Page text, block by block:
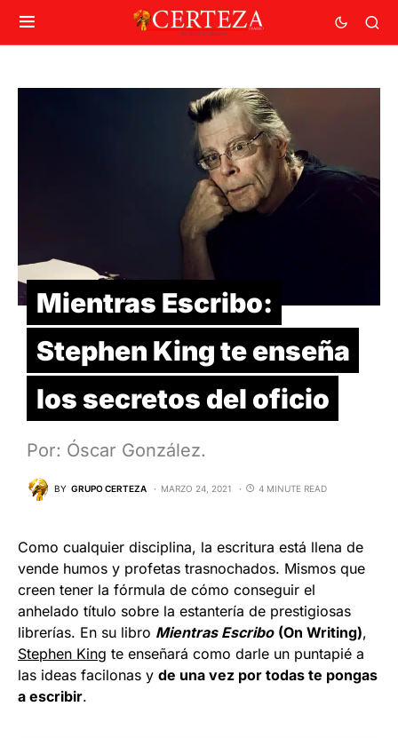
Mientras Escribo:
Stephen King te enseña
los secretos del oficio
Por: Óscar González.
BY GRUPO CERTEZA MARZO 24, 2021 4 MINUTE READ
Como cualquier disciplina, la escritura está llena de
vende humos y profetas trasnochados. Mismos que
creen tener la fórmula de cómo conseguir el
anhelado título sobre la estantería de prestigiosas
librerías. En su libro Mientras Escribo (On Writing),
Stephen King te enseñará como darle un puntapié a
las ideas facilonas y de una vez por todas te pongas
a escribir.